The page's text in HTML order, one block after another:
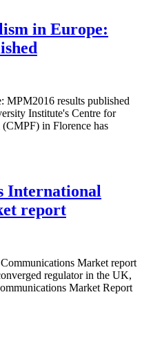
in Europe:
MPM2016 results published
Institute's Centre for
in Florence has
International
report
Market report
regulator in the UK,
Market Report